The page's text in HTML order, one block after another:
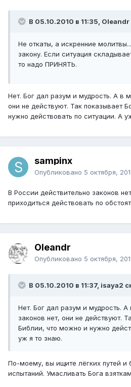
В 05.10.2010 в 11:35, Oleandr
Не откаты, а искренние
закону. Если ситуация
то надо ПРИНЯТЬ.
Нет. Бог дал разум и мудрость. А в
они не действуют. Так показывает
нужно действовать по ситуации. А
sampinx
Опубликовано 5 октября,
В России действительно законов
приходиться действовать по
Oleandr
Опубликовано 5 октября,
В 05.10.2010 в 11:37, isaya2
Нет. Бог дал разум и мудрость.
законов нет, они не действуют.
Библии, что можно и нужно
уж я то знаю.
По-моему, вы ищите лёгких путей и
испытаний. Умасливать Бога